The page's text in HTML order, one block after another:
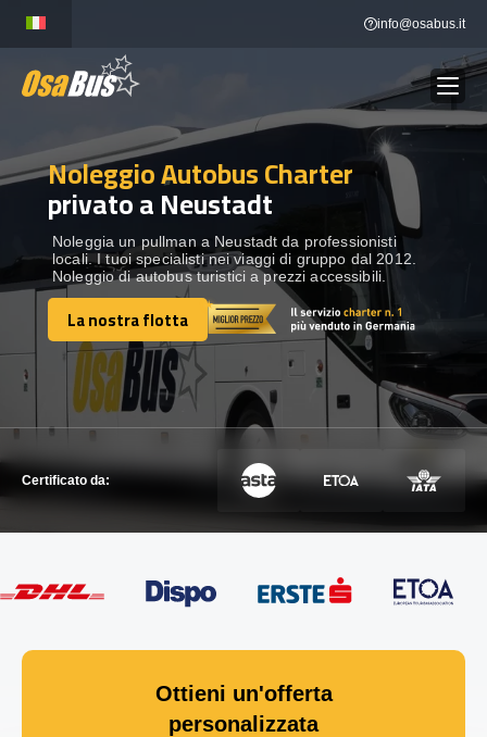
content
info@osabus.it
NOLEGGIO AUTOBUS Show dropdown
DESTINAZIONI Show dropdown
FLOTTA
METTITI IN CONTATTO
METTITI IN CONTATTO
Noleggio Autobus Charter
privato a Neustadt
Noleggia un pullman a Neustadt da professionisti
locali. I tuoi specialisti nei viaggi di gruppo dal 2012.
Noleggio di autobus turistici a prezzi accessibili.
La nostra flotta
La nostra flotta
Certificato da:
Ottieni un'offerta
personalizzata